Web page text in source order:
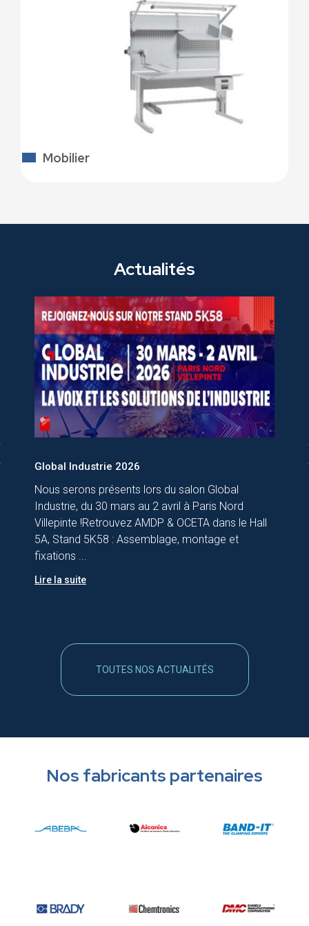
Mobilier
Actualités
Global Industrie 2026
Nous serons présents lors du salon Global
Industrie, du 30 mars au 2 avril à Paris Nord
Villepinte !Retrouvez AMDP & OCETA dans le Hall
5A, Stand 5K58 : Assemblage, montage et
fixations ...
Lire la suite
TOUTES NOS ACTUALITÉS
Nos fabricants partenaires